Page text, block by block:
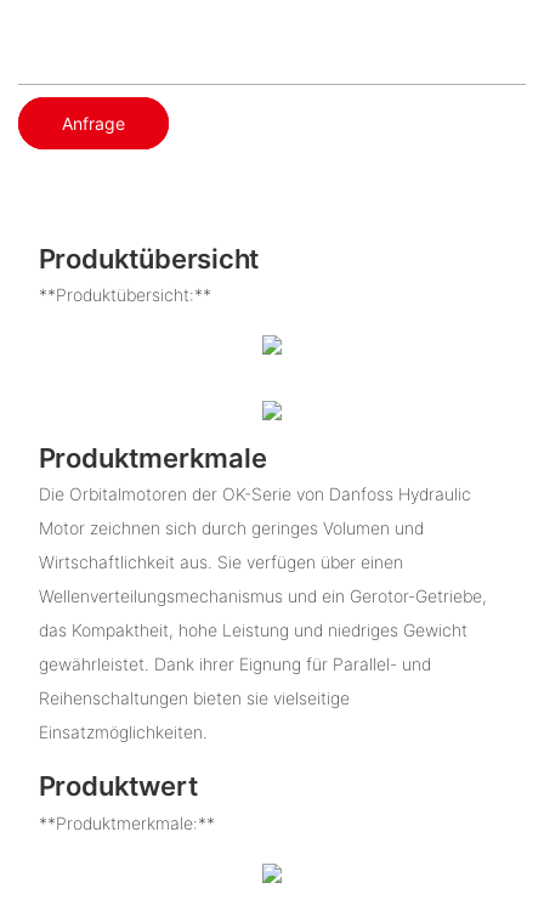
Anfrage
Produktübersicht
**Produktübersicht:**
Produktmerkmale
Die Orbitalmotoren der OK-Serie von Danfoss Hydraulic
Motor zeichnen sich durch geringes Volumen und
Wirtschaftlichkeit aus. Sie verfügen über einen
Wellenverteilungsmechanismus und ein Gerotor-Getriebe,
das Kompaktheit, hohe Leistung und niedriges Gewicht
gewährleistet. Dank ihrer Eignung für Parallel- und
Reihenschaltungen bieten sie vielseitige
Einsatzmöglichkeiten.
Produktwert
**Produktmerkmale:**